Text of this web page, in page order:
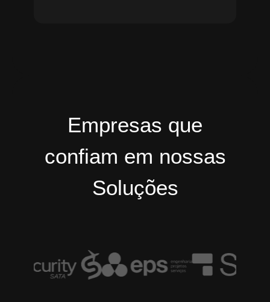
Empresas que
confiam em nossas
Soluções